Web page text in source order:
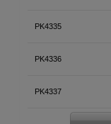
PK4335
PK4336
PK4337